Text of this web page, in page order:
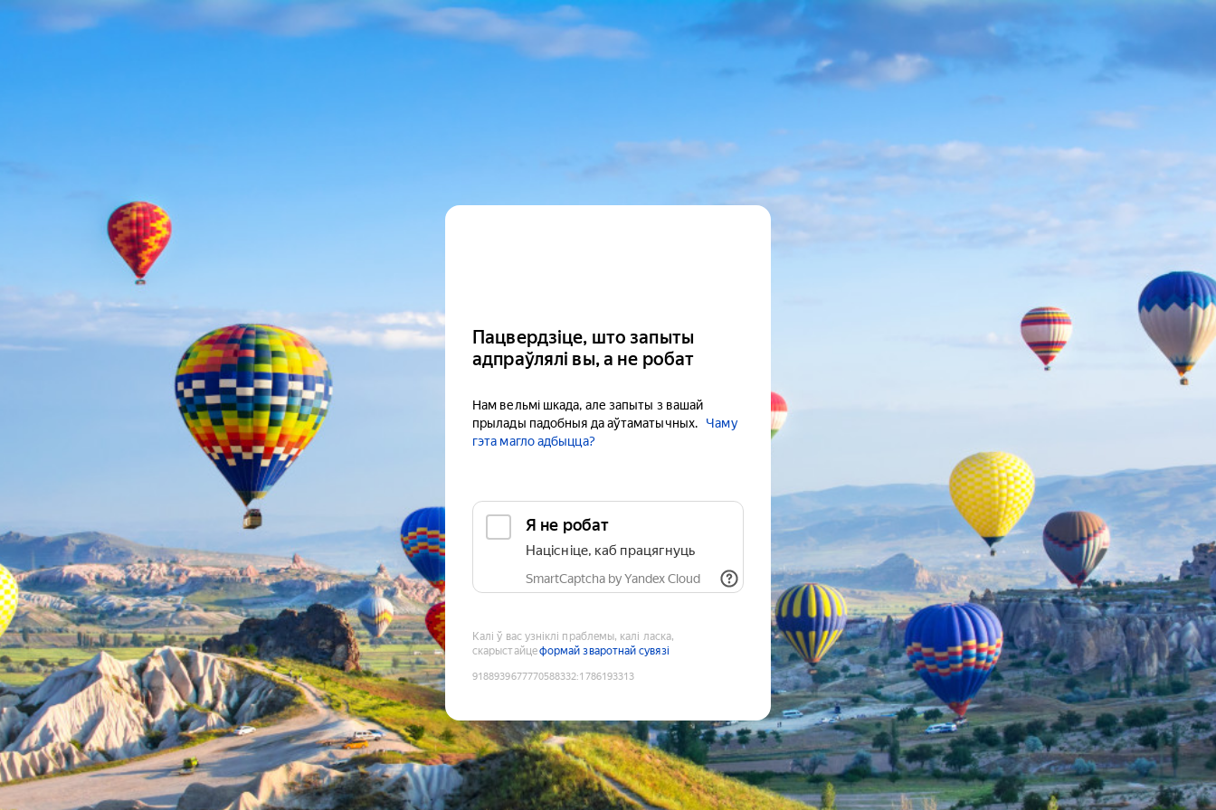
Пацвердзіце, што запыты
адпраўлялі вы, а не робат
Нам вельмі шкада, але запыты з вашай
прылады падобныя да аўтаматычных.
Чаму
гэта магло адбыцца?
Я не робат
Націсніце, каб працягнуць
SmartCaptcha by Yandex Cloud
Калі ў вас узніклі праблемы, калі ласка,
скарыстайцеформай зваротнай сувязі
9188939677770588332:1786193313